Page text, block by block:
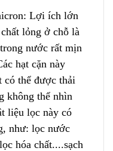
Lợi ích lớn
lỏng ở chỗ là
nước rất mịn
hạt cặn này
có thể được thải
không thể nhìn
liệu lọc này có
như: lọc nước
hóa chất....sạch